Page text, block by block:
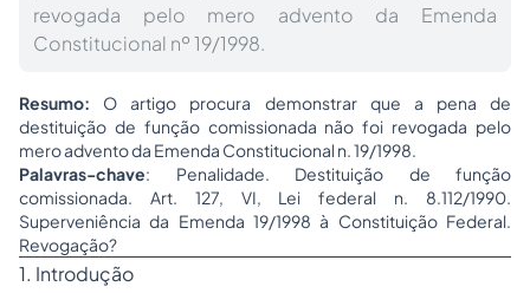
revogada pelo mero advento da Emenda
Constitucional nº 19/1998.
Resumo: O artigo procura demonstrar que a pena de
destituição de função comissionada não foi revogada pelo
mero advento da Emenda Constitucional n. 19/1998.
Palavras-chave: Penalidade. Destituição de função
comissionada. Art. 127, VI, Lei federal n. 8.112/1990.
Superveniência da Emenda 19/1998 à Constituição Federal.
Revogação?
1. Introdução